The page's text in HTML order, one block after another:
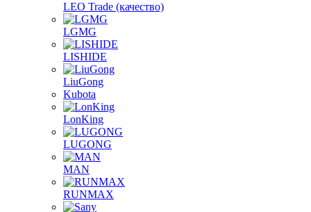
LEO Trade (качество)
LGMG
LISHIDE
LiuGong
Kubota
LonKing
LUGONG
MAN
RUNMAX